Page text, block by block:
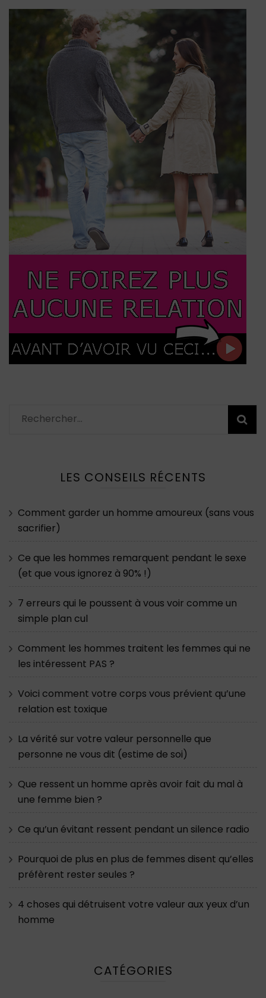
Rechercher :
LES CONSEILS RÉCENTS
Comment garder un homme amoureux (sans vous
sacrifier)
Ce que les hommes remarquent pendant le sexe
(et que vous ignorez à 90% !)
7 erreurs qui le poussent à vous voir comme un
simple plan cul
Comment les hommes traitent les femmes qui ne
les intéressent PAS ?
Voici comment votre corps vous prévient qu’une
relation est toxique
La vérité sur votre valeur personnelle que
personne ne vous dit (estime de soi)
Que ressent un homme après avoir fait du mal à
une femme bien ?
Ce qu’un évitant ressent pendant un silence radio
Pourquoi de plus en plus de femmes disent qu’elles
préfèrent rester seules ?
4 choses qui détruisent votre valeur aux yeux d’un
homme
CATÉGORIES